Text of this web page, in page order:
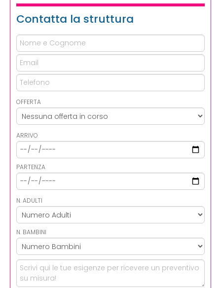
Contatta la struttura
OFFERTA
ARRIVO
PARTENZA
N. ADULTI
N. BAMBINI